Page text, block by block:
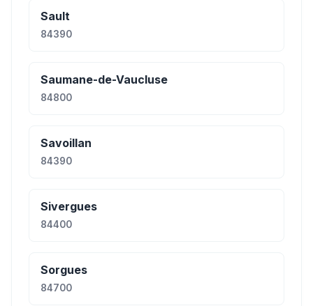
Sault
84390
Saumane-de-Vaucluse
84800
Savoillan
84390
Sivergues
84400
Sorgues
84700